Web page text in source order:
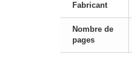
Fabricant
Nombre de
pages